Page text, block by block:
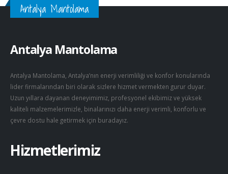
Antalya Mantolama
Antalya Mantolama
Antalya Mantolama, Antalya’nın enerji verimliliği ve konfor konularında
lider firmalarından biri olarak sizlere hizmet vermekten gurur duyar.
Uzun yıllara dayanan deneyimimiz, profesyonel ekibimiz ve yüksek
kaliteli malzemelerimizle, binalarınızı daha enerji verimli, konforlu ve
çevre dostu hale getirmek için buradayız.
Hizmetlerimiz